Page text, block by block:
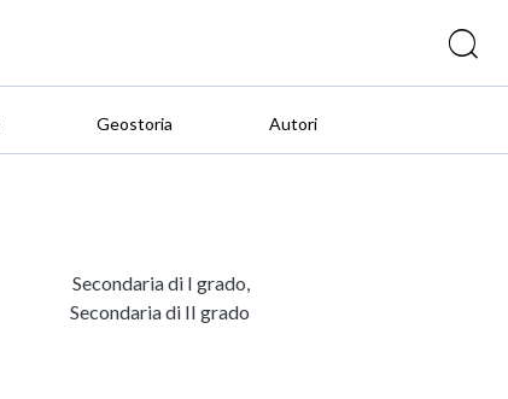
Geostoria Autori
Secondaria di I grado,
Secondaria di II grado